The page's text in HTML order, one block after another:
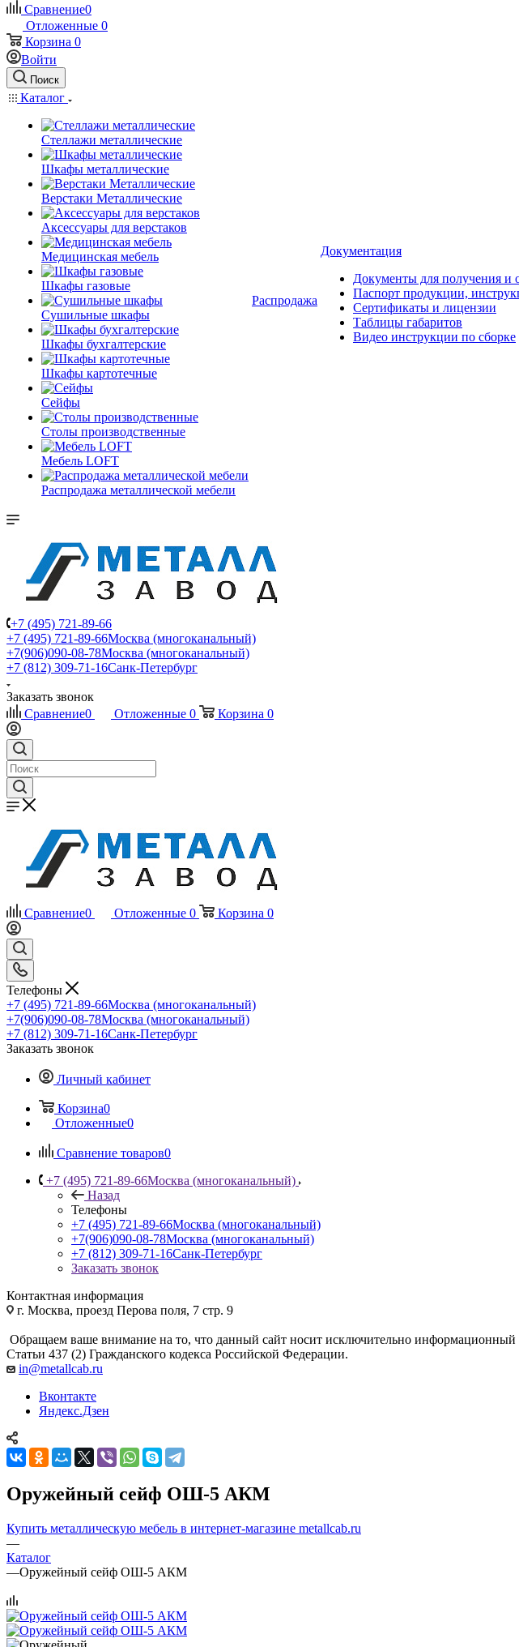
Сравнение0
Отложенные 0
Корзина 0
Войти
Поиск
Каталог
Стеллажи металлические
Шкафы металлические
Верстаки Металлические
Аксессуары для верстаков
Медицинская мебель
Шкафы газовые
Сушильные шкафы
Шкафы бухгалтерские
Шкафы картотечные
Сейфы
Столы производственные
Мебель LOFT
Распродажа металлической мебели
Распродажа
Документация
Документы для получения и
Паспорт продукции,
Сертификаты и лицензии
Таблицы габаритов
Видео инструкции по сборке
+7 (495) 721-89-66
+7 (495) 721-89-66Москва (многоканальный)
+7(906)090-08-78Москва (многоканальный)
+7 (812) 309-71-16Санк-Петербург
Заказать звонок
Сравнение0 Отложенные 0 Корзина 0
Сравнение0 Отложенные 0 Корзина 0
Телефоны
+7 (495) 721-89-66Москва (многоканальный)
+7(906)090-08-78Москва (многоканальный)
+7 (812) 309-71-16Санк-Петербург
Заказать звонок
Личный кабинет
Корзина0
Отложенные0
Сравнение товаров0
+7 (495) 721-89-66Москва (многоканальный)
Назад
Телефоны
+7 (495) 721-89-66Москва (многоканальный)
+7(906)090-08-78Москва (многоканальный)
+7 (812) 309-71-16Санк-Петербург
Заказать звонок
Контактная информация
г. Москва, проезд Перова поля, 7 стр. 9
Обращаем ваше внимание на то, что данный сайт носит исключительно
Статьи 437 (2) Гражданского кодекса Российской Федерации.
in@metallcab.ru
Вконтакте
Яндекс.Дзен
Оружейный сейф ОШ-5 АКМ
Купить металлическую мебель в интернет-магазине metallcab.ru
—
Каталог
—Оружейный сейф ОШ-5 АКМ